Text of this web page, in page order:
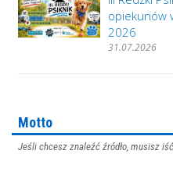
opiekunów
2026
31.07.2026
Motto
Jeśli chcesz znaleźć źródło, musisz